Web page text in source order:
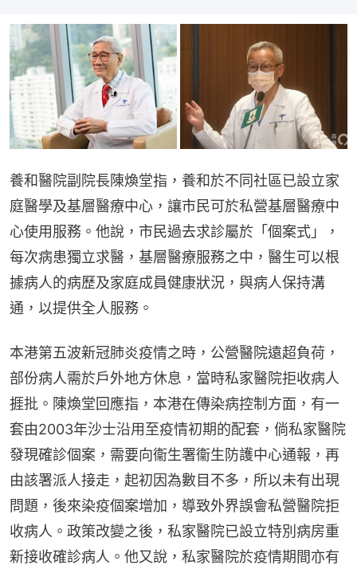
養和醫院副院長陳煥堂指，養和於不同社區已設立家
庭醫學及基層醫療中心，讓市民可於私營基層醫療中
心使用服務。他說，市民過去求診屬於「個案式」，
每次病患獨立求醫，基層醫療服務之中，醫生可以根
據病人的病歷及家庭成員健康狀況，與病人保持溝
通，以提供全人服務。
本港第五波新冠肺炎疫情之時，公營醫院遠超負荷，
部份病人需於戶外地方休息，當時私家醫院拒收病人
捱批。陳煥堂回應指，本港在傳染病控制方面，有一
套由2003年沙士沿用至疫情初期的配套，倘私家醫院
發現確診個案，需要向衞生署衞生防護中心通報，再
由該署派人接走，起初因為數目不多，所以未有出現
問題，後來染疫個案增加，導致外界誤會私營醫院拒
收病人。政策改變之後，私家醫院已設立特別病房重
新接收確診病人。他又說，私家醫院於疫情期間亦有